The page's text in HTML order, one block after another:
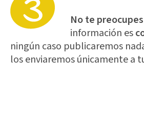
No te
información es
ningún caso publicaremos
los enviaremos únicamente a